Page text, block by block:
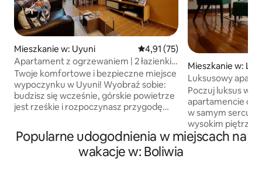
Mieszkanie w: Uyuni Średnia ocena: 4,91 na 5,
4,91 (75)
Apartament z ogrzewaniem | 2 łazienki i
szybkie Wi-Fi
Twoje komfortowe i bezpieczne miejsce
wypoczynku w Uyuni! Wyobraź sobie:
budzisz się wcześnie, górskie powietrze
jest rześkie i rozpoczynasz przygodę
krajobrazów i bezkresnego nieba. Kiedy
wrócisz, czeka na Ciebie coś równie
ważnego: wygodne, ciepłe miejsce,
w którym możesz się zrelaksować bez
Mieszkanie w: La
Luksusowy
lokalizacja,
Poczuj luksus w
apartamencie o
w samym sercu
wysokim piętrze,
panoramiczne
Przestronne i
Popularne udogodnienia w miejscach na
wakacje w: Boliwia